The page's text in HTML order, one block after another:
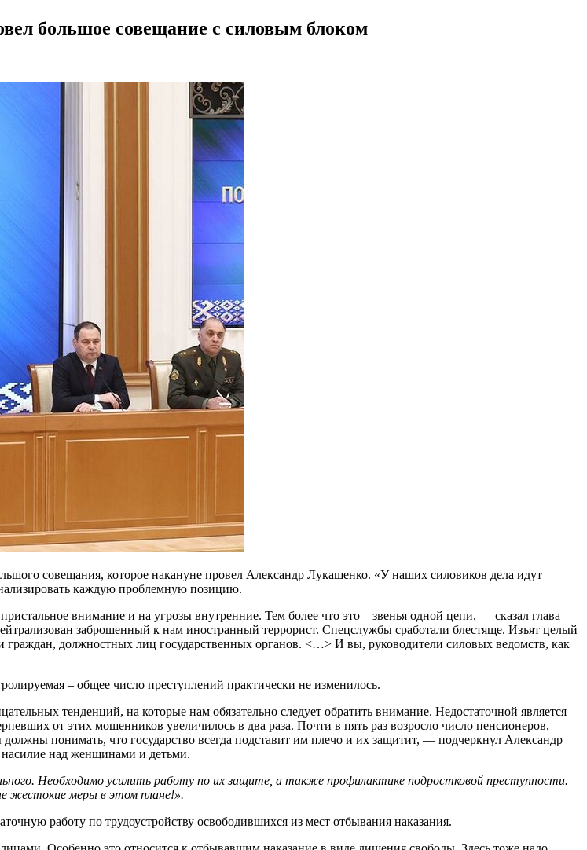
большое совещание с силовым блоком
совещания, которое накануне провел Александр Лукашенко. «У наших силовиков дела идут
каждую проблемную позицию.
внимание и на угрозы внутренние. Тем более что это – звенья одной цепи, — сказал глава
заброшенный к нам иностранный террорист. Спецслужбы сработали блестяще. Изъят целый
граждан, должностных лиц государственных органов. <…> И вы, руководители силовых ведомств, как
– общее число преступлений практически не изменилось.
тенденций, на которые нам обязательно следует обратить внимание. Недостаточной является
от этих мошенников увеличилось в два раза. Почти в пять раз возросло число пенсионеров,
понимать, что государство всегда подставит им плечо и их защитит, — подчеркнул Александр
над женщинами и детьми.
Необходимо усилить работу по их защите, а также профилактике подростковой преступности.
жестокие меры в этом плане!».
работу по трудоустройству освободившихся из мест отбывания наказания.